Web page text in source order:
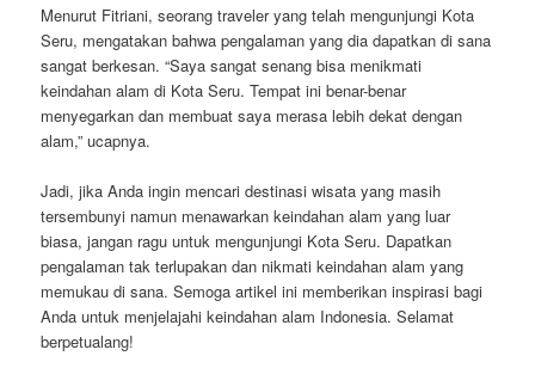
Menurut Fitriani, seorang traveler yang telah mengunjungi Kota
Seru, mengatakan bahwa pengalaman yang dia dapatkan di sana
sangat berkesan. “Saya sangat senang bisa menikmati
keindahan alam di Kota Seru. Tempat ini benar-benar
menyegarkan dan membuat saya merasa lebih dekat dengan
alam,” ucapnya.
Jadi, jika Anda ingin mencari destinasi wisata yang masih
tersembunyi namun menawarkan keindahan alam yang luar
biasa, jangan ragu untuk mengunjungi Kota Seru. Dapatkan
pengalaman tak terlupakan dan nikmati keindahan alam yang
memukau di sana. Semoga artikel ini memberikan inspirasi bagi
Anda untuk menjelajahi keindahan alam Indonesia. Selamat
berpetualang!